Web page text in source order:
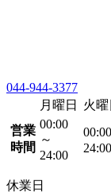
044-944-3377
月曜日
火曜
営業
時間
00:00
～
24:00
24:00
休業日